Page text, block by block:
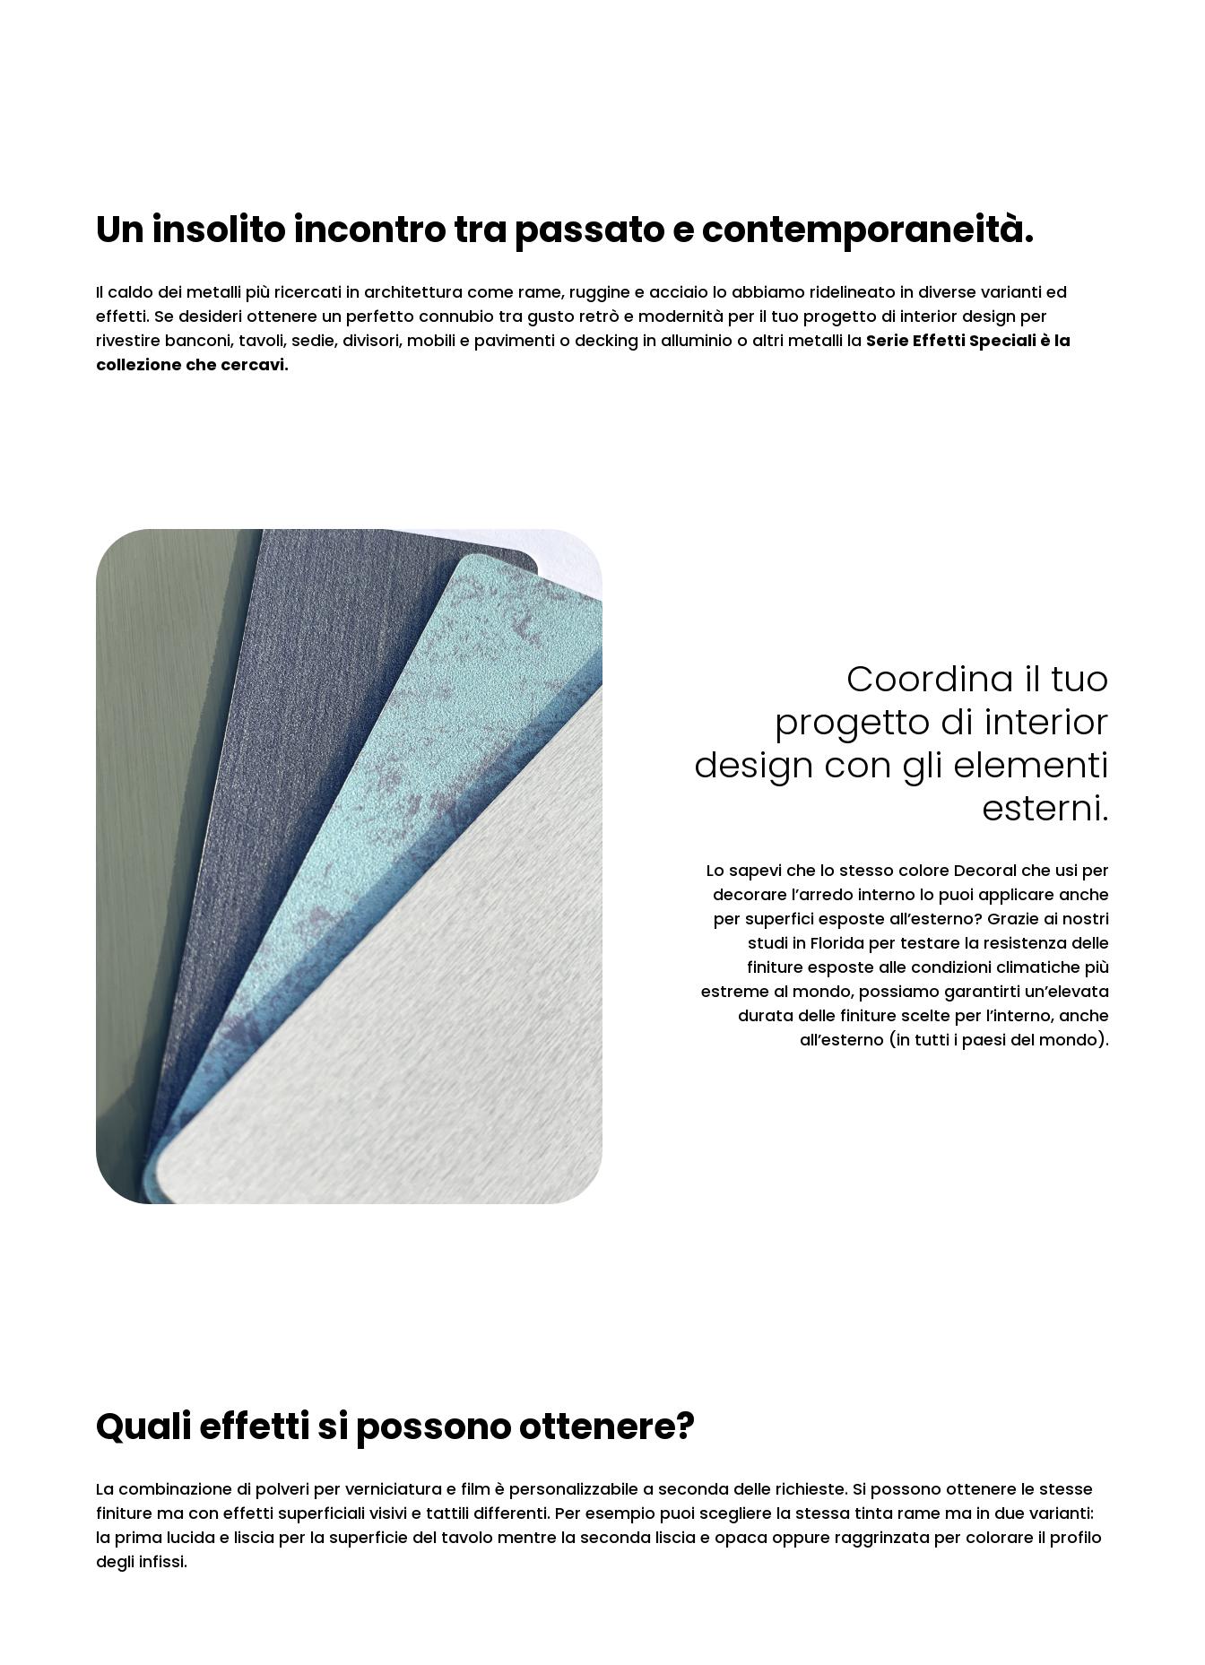
Un insolito incontro tra passato e contemporaneità.
Il caldo dei metalli più ricercati in architettura come rame, ruggine e acciaio lo abbiamo ridelineato in diverse varianti ed
effetti. Se desideri ottenere un perfetto connubio tra gusto retrò e modernità per il tuo progetto di interior design per
rivestire banconi, tavoli, sedie, divisori, mobili e pavimenti o decking in alluminio o altri metalli la Serie Effetti Speciali è la
collezione che cercavi.
Coordina il tuo
progetto di interior
design con gli elementi
esterni.
Lo sapevi che lo stesso colore Decoral che usi per
decorare l’arredo interno lo puoi applicare anche
per superfici esposte all’esterno? Grazie ai nostri
studi in Florida per testare la resistenza delle
finiture esposte alle condizioni climatiche più
estreme al mondo, possiamo garantirti un’elevata
durata delle finiture scelte per l’interno, anche
all’esterno (in tutti i paesi del mondo).
Quali effetti si possono ottenere?
La combinazione di polveri per verniciatura e film è personalizzabile a seconda delle richieste. Si possono ottenere le stesse
finiture ma con effetti superficiali visivi e tattili differenti. Per esempio puoi scegliere la stessa tinta rame ma in due varianti:
la prima lucida e liscia per la superficie del tavolo mentre la seconda liscia e opaca oppure raggrinzata per colorare il profilo
degli infissi.